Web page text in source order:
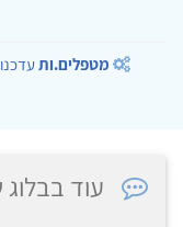
מטפלים.ות
עוד